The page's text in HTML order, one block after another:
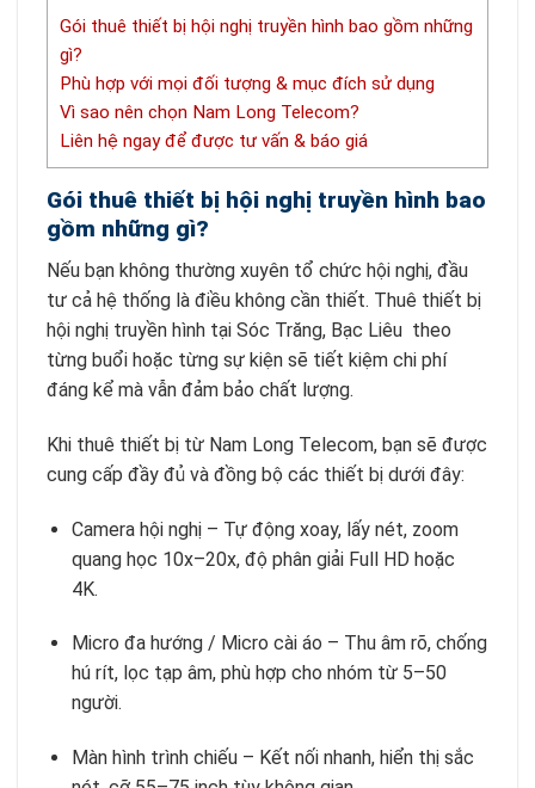
Gói thuê thiết bị hội nghị truyền hình bao gồm những
gì?
Phù hợp với mọi đối tượng & mục đích sử dụng
Vì sao nên chọn Nam Long Telecom?
Liên hệ ngay để được tư vấn & báo giá
Gói thuê thiết bị hội nghị truyền hình bao
gồm những gì?
Nếu bạn không thường xuyên tổ chức hội nghị, đầu
tư cả hệ thống là điều không cần thiết. Thuê thiết bị
hội nghị truyền hình tại Sóc Trăng, Bạc Liêu theo
từng buổi hoặc từng sự kiện sẽ tiết kiệm chi phí
đáng kể mà vẫn đảm bảo chất lượng.
Khi thuê thiết bị từ Nam Long Telecom, bạn sẽ được
cung cấp đầy đủ và đồng bộ các thiết bị dưới đây:
Camera hội nghị – Tự động xoay, lấy nét, zoom
quang học 10x–20x, độ phân giải Full HD hoặc
4K.
Micro đa hướng / Micro cài áo – Thu âm rõ, chống
hú rít, lọc tạp âm, phù hợp cho nhóm từ 5–50
người.
Màn hình trình chiếu – Kết nối nhanh, hiển thị sắc